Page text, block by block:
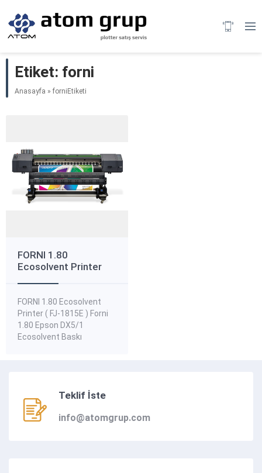
Etiket: forni
Anasayfa » forniEtiketi
FORNI 1.80
Ecosolvent Printer
FORNI 1.80 Ecosolvent
Printer ( FJ-1815E ) Forni
1.80 Epson DX5/1
Ecosolvent Baskı
kağıtları, eco solvent
mürekkep kartuşları, eco
solvent print head baskı
Teklif İste
info@atomgrup.com